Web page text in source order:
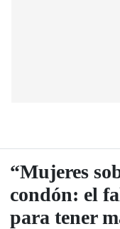
“Mujeres
condón: el
para tener